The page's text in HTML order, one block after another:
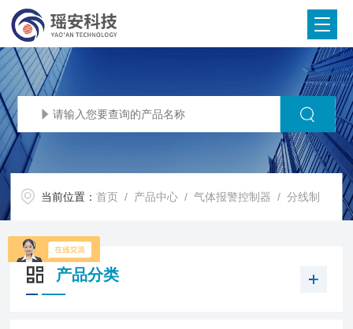
当前位置：首页 / 产品中心 /气体报警控制器 /分线制
产品分类